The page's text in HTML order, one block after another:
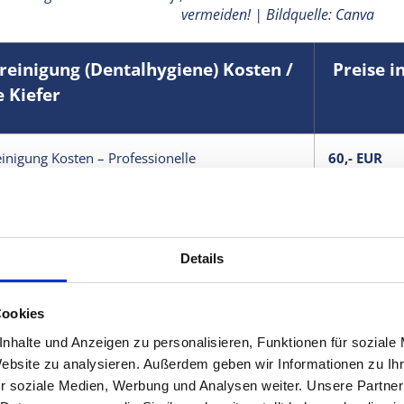
Details
und Anzeigen zu personalisieren, Funktionen für soziale
zu analysieren. Außerdem geben wir Informationen zu
soziale Medien, Werbung und Analysen weiter. Unsere
vermeiden! | Bildquelle: Canva
(Dentalhygiene) Kosten /
Kiefer
Preise
Kosten – Professionelle 60,- EUR
Kosten – Professionelle (ärztliche)
Krankenversicherung übernimmt diese
Gesundheitsleistung (IGeL) gilt.
Krankenversicherungen können die Kosten ganz